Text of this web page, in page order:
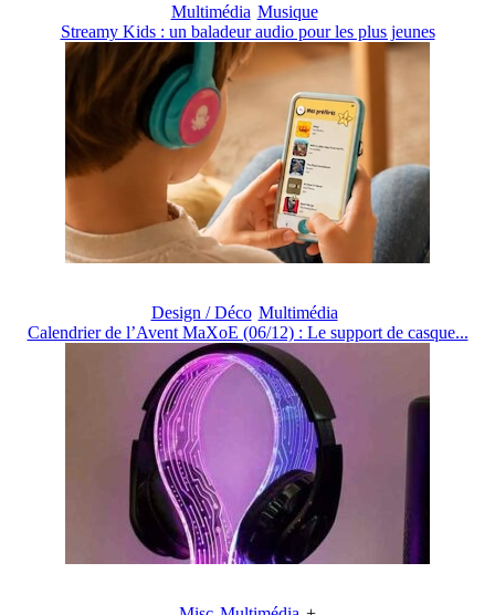
Multimédia Musique
Streamy Kids : un baladeur audio pour les plus jeunes
Design / Déco Multimédia
Calendrier de l’Avent MaXoE (06/12) : Le support de casque...